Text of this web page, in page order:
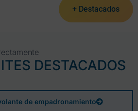
+ Destacados
DESTACADOS
de empadronamiento